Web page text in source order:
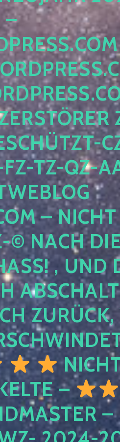
F
CZ-
TZ-QZ-
PE
– NICHT
, UND
–
– S